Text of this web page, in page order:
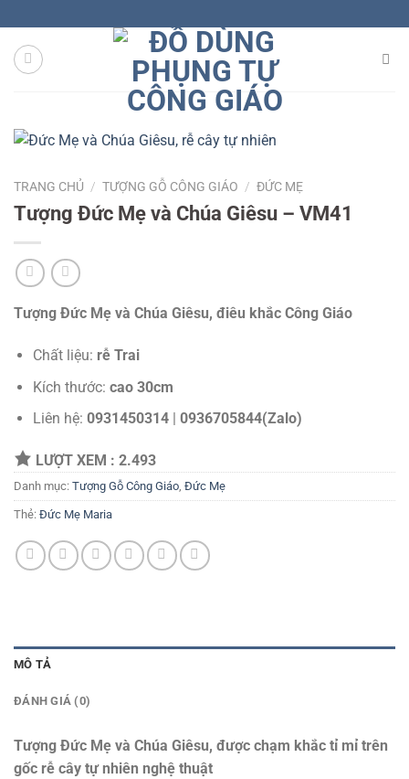
to
content
TRANG CHỦ / TƯỢNG GỖ CÔNG GIÁO / ĐỨC MẸ
Tượng Đức Mẹ và Chúa Giêsu – VM41
Tượng Đức Mẹ và Chúa Giêsu, điêu khắc Công Giáo
Chất liệu: rễ Trai
Kích thước: cao 30cm
Liên hệ: 0931450314| 0936705844(Zalo)
LƯỢT XEM : 2.493
Danh mục: Tượng Gỗ Công Giáo, Đức Mẹ
Thẻ: Đức Mẹ Maria
MÔ TẢ
ĐÁNH GIÁ (0)
Tượng Đức Mẹ và Chúa Giêsu, được chạm khắc tỉ mỉ trên
gốc rễ cây tự nhiên nghệ thuật